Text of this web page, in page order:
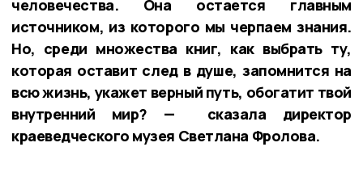
человечества. Она остается главным
источником, из которого мы черпаем знания.
Но, среди множества книг, как выбрать ту,
которая оставит след в душе, запомнится на
всю жизнь, укажет верный путь, обогатит твой
внутренний мир? — сказала директор
краеведческого музея Светлана Фролова.